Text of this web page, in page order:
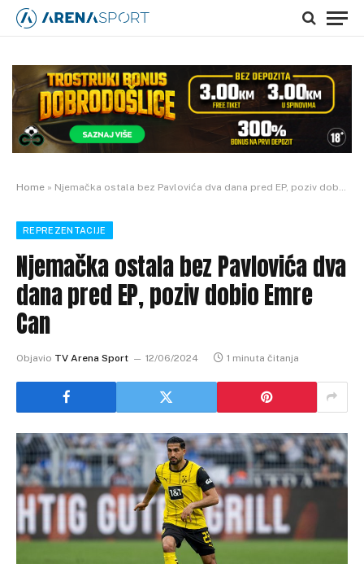
Home » Njemačka ostala bez Pavlovića dva dana pred EP, poziv dobio Emre Can
REPREZENTACIJE
Njemačka ostala bez Pavlovića dva
dana pred EP, poziv dobio Emre
Can
Objavio TV Arena Sport 12/06/2024 1 minuta čitanja